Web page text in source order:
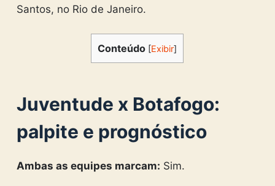
Santos, no Rio de Janeiro.
Conteúdo [Exibir]
Juventude x Botafogo:
palpite e prognóstico
Ambas as equipes marcam: Sim.